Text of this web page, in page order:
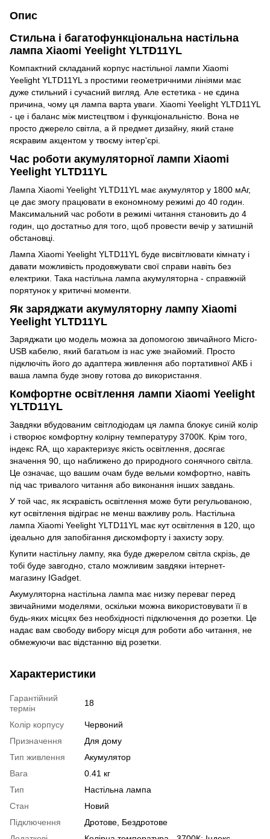
Опис
Стильна і багатофункціональна настільна
лампа Xiaomi Yeelight YLTD11YL
Компактний складаний корпус настільної лампи Xiaomi
Yeelight YLTD11YL з простими геометричними лініями має
дуже стильний і сучасний вигляд. Але естетика - не єдина
причина, чому ця лампа варта уваги. Xiaomi Yeelight YLTD11YL
- це і баланс між мистецтвом і функціональністю. Вона не
просто джерело світла, а й предмет дизайну, який стане
яскравим акцентом у твоєму інтер'єрі.
Час роботи акумуляторної лампи Xiaomi
Yeelight YLTD11YL
Лампа Xiaomi Yeelight YLTD11YL має акумулятор у 1800 мАг,
це дає змогу працювати в економному режимі до 40 годин.
Максимальний час роботи в режимі читання становить до 4
годин, що достатньо для того, щоб провести вечір у затишній
обстановці.
Лампа Xiaomi Yeelight YLTD11YL буде висвітлювати кімнату і
давати можливість продовжувати свої справи навіть без
електрики. Така настільна лампа акумуляторна - справжній
порятунок у критичні моменти.
Як заряджати акумуляторну лампу Xiaomi
Yeelight YLTD11YL
Заряджати цю модель можна за допомогою звичайного Micro-
USB кабелю, який багатьом із нас уже знайомий. Просто
підключіть його до адаптера живлення або портативної АКБ і
ваша лампа буде знову готова до використання.
Комфортне освітлення лампи Xiaomi Yeelight
YLTD11YL
Завдяки вбудованим світлодіодам ця лампа блокує синій колір
і створює комфортну колірну температуру 3700К. Крім того,
індекс RA, що характеризує якість освітлення, досягає
значення 90, що наближено до природного сонячного світла.
Це означає, що вашим очам буде вельми комфортно, навіть
під час тривалого читання або виконання інших завдань.
У той час, як яскравість освітлення може бути регульованою,
кут освітлення відіграє не менш важливу роль. Настільна
лампа Xiaomi Yeelight YLTD11YL має кут освітлення в 120, що
ідеально для запобігання дискомфорту і захисту зору.
Купити настільну лампу, яка буде джерелом світла скрізь, де
тобі буде завгодно, стало можливим завдяки інтернет-
магазину IGadget.
Акумуляторна настільна лампа має низку переваг перед
звичайними моделями, оскільки можна використовувати її в
будь-яких місцях без необхідності підключення до розетки. Це
надає вам свободу вибору місця для роботи або читання, не
обмежуючи вас відстанню від розетки.
Характеристики
Гарантійний
термін
18
Колір корпусу
Червоний
Призначення
Для дому
Тип живлення
Акумулятор
Вага
0.41 кг
Тип
Настільна лампа
Стан
Новий
Підключення
Дротове, Бездротове